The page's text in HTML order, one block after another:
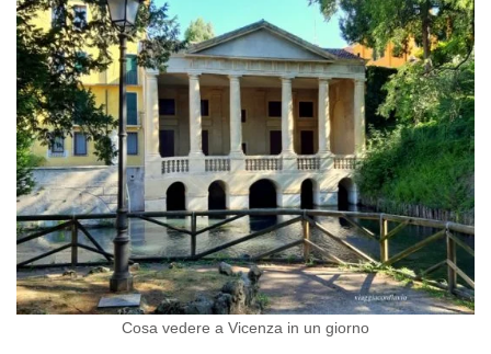
Cosa vedere a Vicenza in un giorno